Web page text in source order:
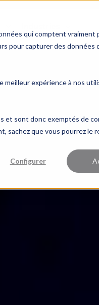
qui comptent vraiment
pour capturer des données
meilleur expérience à nos
sont donc exemptés de
que vous pourrez le
Configurer